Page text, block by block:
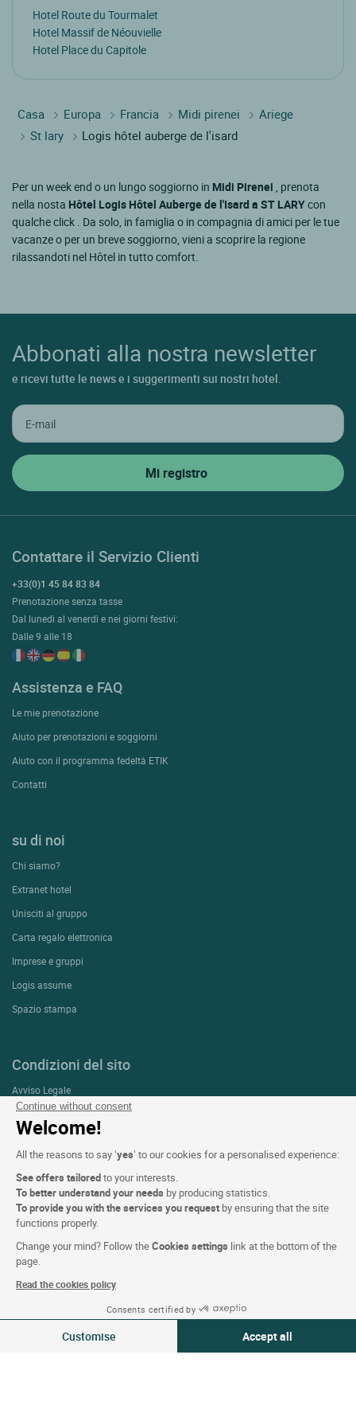
Continue without consent
Welcome!
All the reasons to say ‘yes’ to our cookies for a personalised experience:
See offers tailoredto your interests.
To better understand your needs by producing statistics.
To provide you with the services you request by ensuring that the site
functions properly.
Change your mind? Follow theCookies settings link at the bottom of the
page.
Read the cookies policy
Consents certified by
Customise Accept all
Vedi disponibilità
Hotel Route du Tourmalet
Hotel Massif de Néouvielle
Hotel Place du Capitole
Casa Europa Francia Midi pirenei
Ariege
St lary
Logis hôtel auberge de l'isard
Per un week end o un lungo soggiorno in Midi Pirenei , prenota
nella nosta Hôtel Logis Hôtel Auberge de l'Isard a ST LARYcon
qualche click . Da solo, in famiglia o in compagnia di amici per le tue
vacanze o per un breve soggiorno, vieni a scoprire la regione
rilassandoti nel Hôtel in tutto comfort.
Abbonati alla nostra newsletter
e ricevi tutte le news e i suggerimenti sui nostri hotel.
Contattare il Servizio Clienti
+33(0)1 45 84 83 84
Prenotazione senza tasse
Dal lunedì al venerdì e nei giorni festivi:
Dalle 9 alle 18
Assistenza e FAQ
Le mie prenotazione
Aiuto per prenotazioni e soggiorni
Aiuto con il programma fedeltà ETIK
Contatti
su di noi
Chi siamo?
Extranet hotel
Unisciti al gruppo
Carta regalo elettronica
Imprese e gruppi
Logis assume
Spazio stampa
Condizioni del sito
Avviso Legale
Protezione dei dati personali (RGPD)
Impostazioni dei cookie
CGV
Assistenza
Mappa del sito
Crediti fotografici
SEGUICI